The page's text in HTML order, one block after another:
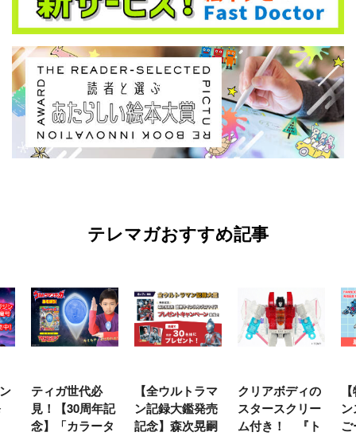
テレマガおすすめ記事
【全ウルトラマ
ン記録大鑑発売
記念】森次晃嗣
クリアボディの
スタースクリー
ム付き！ 『ト
【特別編】トラ
ンスフォーマー
ごー！ごー！